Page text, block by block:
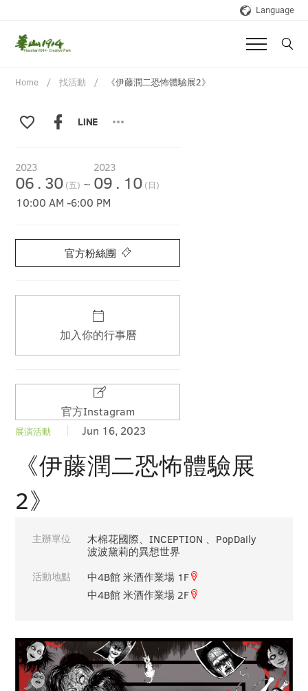
Language
Home 找活動 《伊藤潤二恐怖體驗展2》
2023
06 . 30 (五) ~
2023
09 . 10 (日)
10:00 AM-6:00 PM
加入你的行事曆
官方Instagram
展演活動 Jun 16, 2023
《伊藤潤二恐怖體驗展
2》
主辦單位
木棉花國際、INCEPTION 、PopDaily
波波黛莉的異想世界
活動地點
中4B館 米酒作業場 1F
中4B館 米酒作業場 2F